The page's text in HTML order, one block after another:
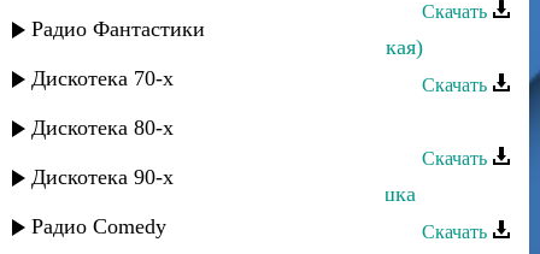
Радио Фантастики
Дискотека 70-х
Дискотека 80-х
Дискотека 90-х
Радио Comedy
Скачать
Загидат Муслимова - Сарил (аварская)
Скачать
Лаура Алиева - Ангел
Скачать
Загидат Муслимова - Ах, эта девушка
Скачать